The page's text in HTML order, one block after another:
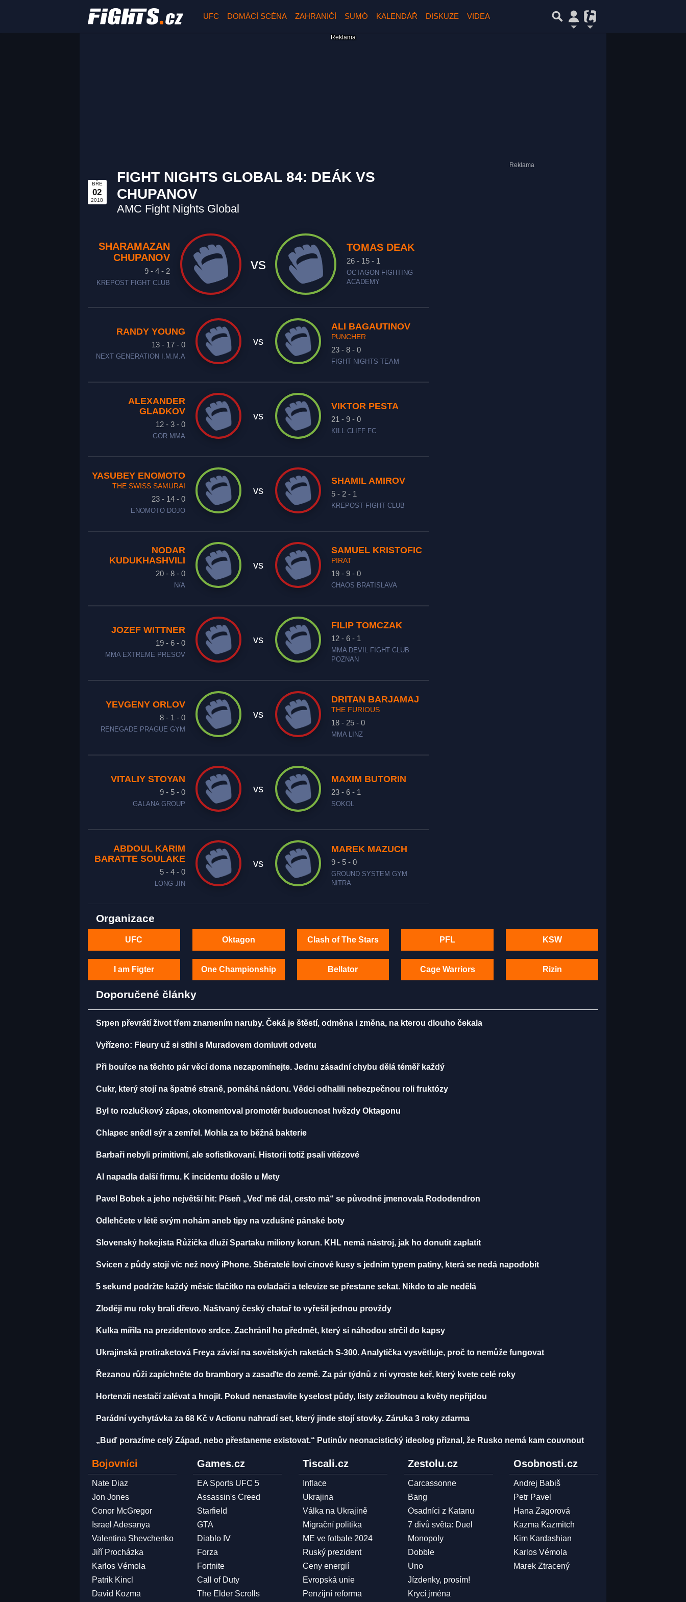
UFC DOMÁCÍ SCÉNA ZAHRANIČÍ SUMÓ KALENDÁŘ DISKUZE VIDEA
BŘE
02
2018
FIGHT NIGHTS GLOBAL 84: DEÁK VS
CHUPANOV
AMC Fight Nights Global
SHARAMAZAN
CHUPANOV
9 - 4 - 2
KREPOST FIGHT CLUB
vs
TOMAS DEAK
26 - 15 - 1
OCTAGON FIGHTING
ACADEMY
RANDY YOUNG
13 - 17 - 0
NEXT GENERATION I.M.M.A
vs
ALI BAGAUTINOV
PUNCHER
23 - 8 - 0
FIGHT NIGHTS TEAM
ALEXANDER
GLADKOV
12 - 3 - 0
GOR MMA
vs
VIKTOR PESTA
21 - 9 - 0
KILL CLIFF FC
YASUBEY ENOMOTO
THE SWISS SAMURAI
23 - 14 - 0
ENOMOTO DOJO
vs
SHAMIL AMIROV
5 - 2 - 1
KREPOST FIGHT CLUB
NODAR
KUDUKHASHVILI
20 - 8 - 0
N/A
vs
SAMUEL KRISTOFIC
PIRAT
19 - 9 - 0
CHAOS BRATISLAVA
JOZEF WITTNER
19 - 6 - 0
MMA EXTREME PRESOV
vs
FILIP TOMCZAK
12 - 6 - 1
MMA DEVIL FIGHT CLUB
POZNAN
YEVGENY ORLOV
8 - 1 - 0
RENEGADE PRAGUE GYM
vs
DRITAN BARJAMAJ
THE FURIOUS
18 - 25 - 0
MMA LINZ
VITALIY STOYAN
9 - 5 - 0
GALANA GROUP
vs
MAXIM BUTORIN
23 - 6 - 1
SOKOL
ABDOUL KARIM
BARATTE SOULAKE
5 - 4 - 0
LONG JIN
vs
MAREK MAZUCH
9 - 5 - 0
GROUND SYSTEM GYM
NITRA
Organizace
UFC Oktagon Clash of The Stars PFL KSW
I am Figter One Championship Bellator Cage Warriors Rizin
Doporučené články
Srpen převrátí život třem znamením naruby. Čeká je štěstí, odměna i změna, na kterou dlouho čekala
Vyřízeno: Fleury už si stihl s Muradovem domluvit odvetu
Při bouřce na těchto pár věcí doma nezapomínejte. Jednu zásadní chybu dělá téměř každý
Cukr, který stojí na špatné straně, pomáhá nádoru. Vědci odhalili nebezpečnou roli fruktózy
Byl to rozlučkový zápas, okomentoval promotér budoucnost hvězdy Oktagonu
Chlapec snědl sýr a zemřel. Mohla za to běžná bakterie
Barbaři nebyli primitivní, ale sofistikovaní. Historii totiž psali vítězové
AI napadla další firmu. K incidentu došlo u Mety
Pavel Bobek a jeho největší hit: Píseň „Veď mě dál, cesto má“ se původně jmenovala Rododendron
Odlehčete v létě svým nohám aneb tipy na vzdušné pánské boty
Slovenský hokejista Růžička dluží Spartaku miliony korun. KHL nemá nástroj, jak ho donutit zaplatit
Svícen z půdy stojí víc než nový iPhone. Sběratelé loví cínové kusy s jedním typem patiny, která se nedá napodobit
5 sekund podržte každý měsíc tlačítko na ovladači a televize se přestane sekat. Nikdo to ale nedělá
Zloději mu roky brali dřevo. Naštvaný český chatař to vyřešil jednou provždy
Kulka mířila na prezidentovo srdce. Zachránil ho předmět, který si náhodou strčil do kapsy
Ukrajinská protiraketová Freya závisí na sovětských raketách S-300. Analytička vysvětluje, proč to nemůže fungovat
Řezanou růži zapíchněte do brambory a zasaďte do země. Za pár týdnů z ní vyroste keř, který kvete celé roky
Hortenzii nestačí zalévat a hnojit. Pokud nenastavíte kyselost půdy, listy zežloutnou a květy nepřijdou
Parádní vychytávka za 68 Kč v Actionu nahradí set, který jinde stojí stovky. Záruka 3 roky zdarma
„Buď porazíme celý Západ, nebo přestaneme existovat.“ Putinův neonacistický ideolog přiznal, že Rusko nemá kam couvnout
Bojovníci
Nate Diaz
Jon Jones
Conor McGregor
Israel Adesanya
Valentina Shevchenko
Jiří Procházka
Karlos Vémola
Patrik Kincl
David Kozma
Games.cz
EA Sports UFC 5
Assassin's Creed
Starfield
GTA
Diablo IV
Forza
Fortnite
Call of Duty
The Elder Scrolls
Tiscali.cz
Inflace
Ukrajina
Válka na Ukrajině
Migrační politika
ME ve fotbale 2024
Ruský prezident
Ceny energií
Evropská unie
Penzijní reforma
Zestolu.cz
Carcassonne
Bang
Osadníci z Katanu
7 divů světa: Duel
Monopoly
Dobble
Uno
Jízdenky, prosím!
Krycí jména
Osobnosti.cz
Andrej Babiš
Petr Pavel
Hana Zagorová
Kazma Kazmitch
Kim Kardashian
Karlos Vémola
Marek Ztracený